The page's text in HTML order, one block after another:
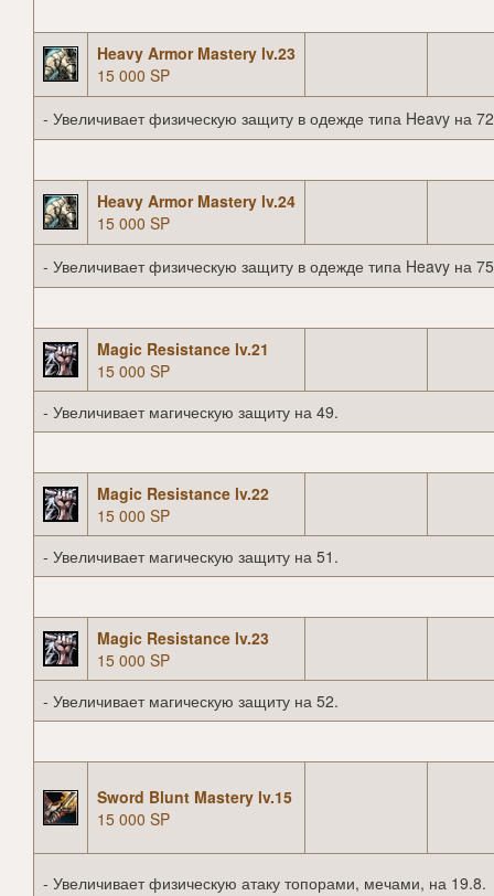
Heavy Armor Mastery lv.23
15 000 SP
- Увеличивает физическую защиту в одежде типа Heavy на
Heavy Armor Mastery lv.24
15 000 SP
- Увеличивает физическую защиту в одежде типа Heavy на
Magic Resistance lv.21
15 000 SP
- Увеличивает магическую защиту на 49.
Magic Resistance lv.22
15 000 SP
- Увеличивает магическую защиту на 51.
Magic Resistance lv.23
15 000 SP
- Увеличивает магическую защиту на 52.
Sword Blunt Mastery lv.15
15 000 SP
- Увеличивает физическую атаку топорами, мечами, на 19.8.